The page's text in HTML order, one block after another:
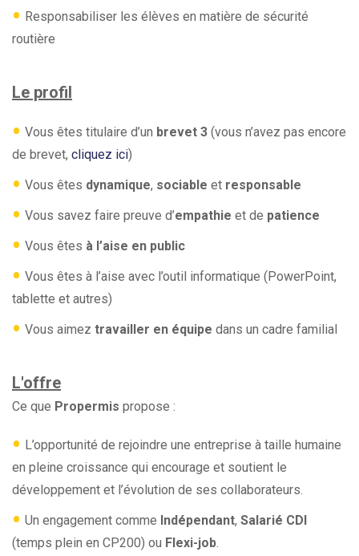
• Responsabiliser les élèves en matière de sécurité
routière
Le profil
• Vous êtes titulaire d’un brevet 3 (vous n’avez pas encore
de brevet, cliquez ici)
• Vous êtes dynamique, sociable et responsable
• Vous savez faire preuve d’empathie et de patience
• Vous êtes à l’aise en public
• Vous êtes à l’aise avec l’outil informatique (PowerPoint,
tablette et autres)
• Vous aimez travailler en équipe dans un cadre familial
L'offre
Ce que Propermis propose :
• L’opportunité de rejoindre une entreprise à taille humaine
en pleine croissance qui encourage et soutient le
développement et l’évolution de ses collaborateurs.
• Un engagement comme Indépendant, Salarié CDI
(temps plein en CP200) ou Flexi-job.